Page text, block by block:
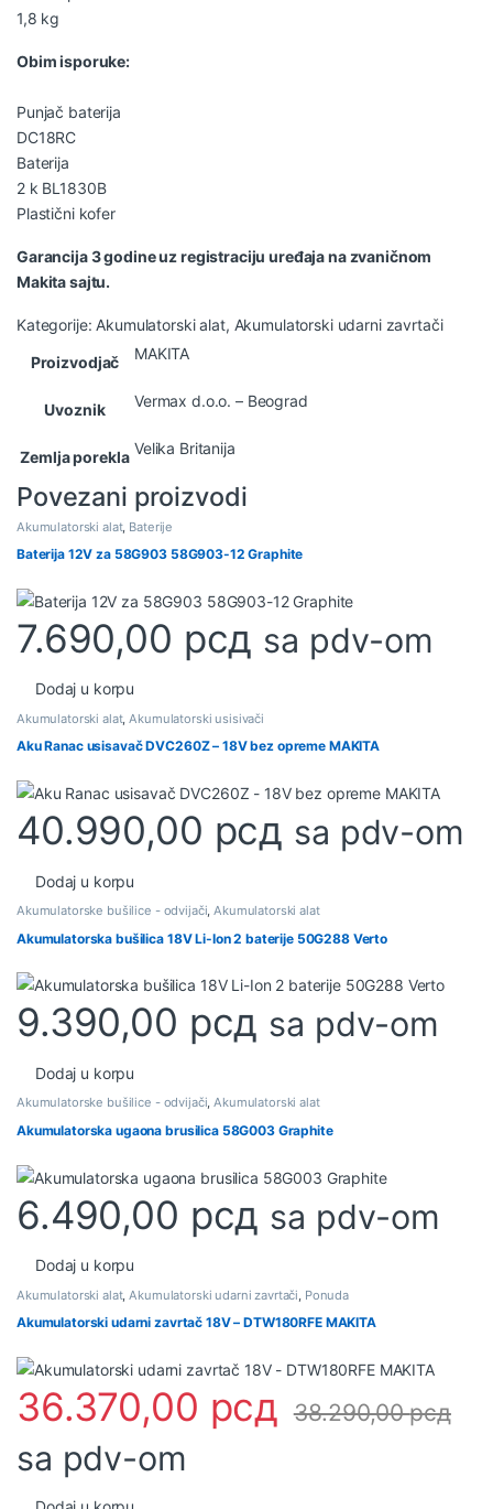
1,8 kg
Obim isporuke:
Punjač baterija
DC18RC
Baterija
2 k BL1830B
Plastični kofer
Garancija 3 godine uz registraciju uređaja na zvaničnom
Makita sajtu.
Kategorije: Akumulatorski alat, Akumulatorski udarni zavrtači
Proizvodjač
MAKITA
Uvoznik Vermax d.o.o. – Beograd
Zemlja porekla Velika Britanija
Povezani proizvodi
Akumulatorski alat, Baterije
Baterija 12V za 58G903 58G903-12 Graphite
7.690,00 рсд sa pdv-om
Dodaj u korpu
Akumulatorski alat,Akumulatorski usisivači
Aku Ranac usisavač DVC260Z – 18V bez opreme MAKITA
40.990,00 рсд sa pdv-om
Dodaj u korpu
Akumulatorske bušilice - odvijači,Akumulatorski alat
Akumulatorska bušilica 18V Li-Ion 2 baterije 50G288 Verto
9.390,00 рсд sa pdv-om
Dodaj u korpu
Akumulatorske bušilice - odvijači,Akumulatorski alat
Akumulatorska ugaona brusilica 58G003 Graphite
6.490,00 рсд sa pdv-om
Dodaj u korpu
Akumulatorski alat, Akumulatorski udarni zavrtači Ponuda
Akumulatorski udarni zavrtač 18V – DTW180RFE MAKITA
36.370,00 рсд 38.290,00рсд
sa pdv-om